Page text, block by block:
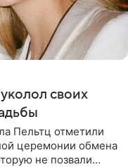
своих
Пельтц отметили
церемонии обмена
не позвали